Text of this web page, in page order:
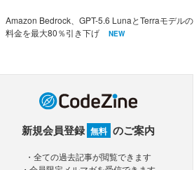
Amazon Bedrock、GPT-5.6 LunaとTerraモデルの
料金を最大80％引き下げ
NEW
新規会員登録 無料 のご案内
・全ての過去記事が閲覧できます